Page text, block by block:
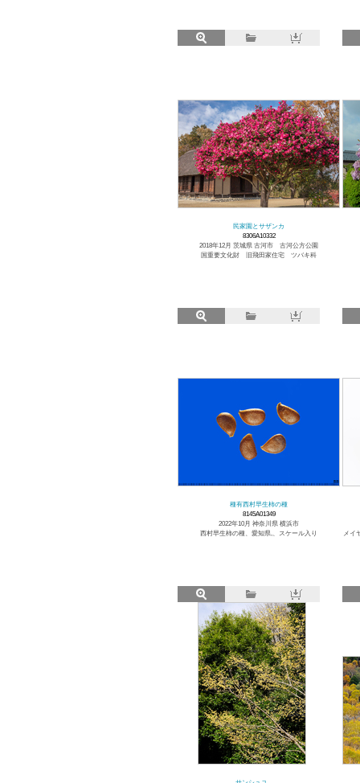
民家園とサザンカ
8306A10332
2018年12月 茨城県 古河市 古河公方公園
国重要文化財 旧飛田家住宅 ツバキ科
種有西村早生柿の種
8145A01349
2022年10月 神奈川県 横浜市
西村早生柿の種、愛知県,、スケール入り
メイ